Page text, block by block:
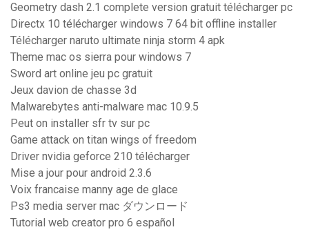
Geometry dash 2.1 complete version gratuit télécharger pc
Directx 10 télécharger windows 7 64 bit offline installer
Télécharger naruto ultimate ninja storm 4 apk
Theme mac os sierra pour windows 7
Sword art online jeu pc gratuit
Jeux davion de chasse 3d
Malwarebytes anti-malware mac 10.9.5
Peut on installer sfr tv sur pc
Game attack on titan wings of freedom
Driver nvidia geforce 210 télécharger
Mise a jour pour android 2.3.6
Voix francaise manny age de glace
Ps3 media server mac ダウンロード
Tutorial web creator pro 6 español